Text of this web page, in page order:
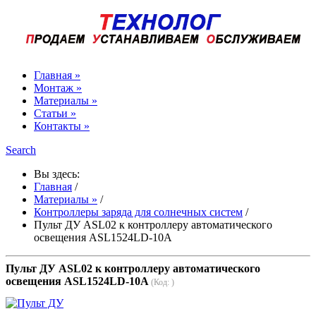
Главная »
Монтаж »
Материалы »
Статьи »
Контакты »
Search
Вы здесь:
Главная /
Материалы » /
Контроллеры заряда для солнечных систем /
Пульт ДУ ASL02 к контроллеру автоматического
освещения ASL1524LD-10A
Пульт ДУ ASL02 к контроллеру автоматического
освещения ASL1524LD-10A (Код: )